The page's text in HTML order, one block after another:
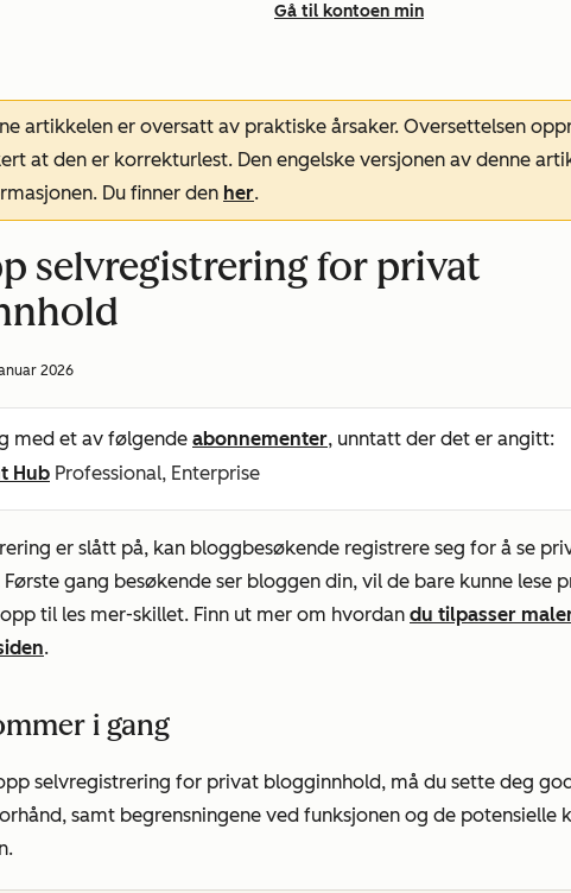
Gå til kontoen min
artikkelen er oversatt av praktiske årsaker. Oversettelsen
at den er korrekturlest. Den engelske versjonen av denne
Du finner den her.
selvregistrering for privat
2026
med et av følgende abonnementer, unntatt der det er angitt:
Hub Professional, Enterprise
er slått på, kan bloggbesøkende registrere seg for å se
gang besøkende ser bloggen din, vil de bare kunne lese
til les mer-skillet. Finn ut mer om hvordan du tilpasser
.
i gang
selvregistrering for privat blogginnhold, må du sette deg
samt begrensningene ved funksjonen og de potensielle